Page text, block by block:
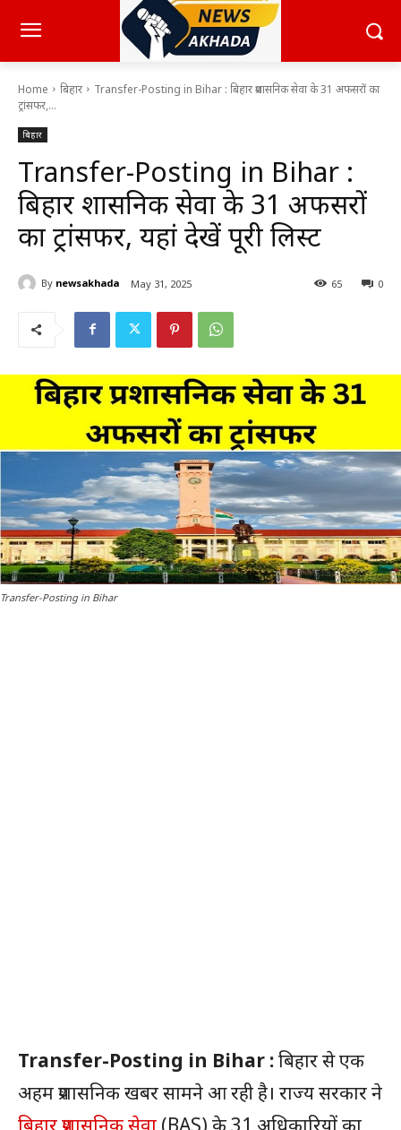
Home बिहार
Transfer-Posting in Bihar : बिहार प्रशासनिक सेवा के 31 अफसरों का
ट्रांसफर,...
बिहार
Transfer-Posting in Bihar :
बिहार प्रशासनिक सेवा के 31 अफसरों
का ट्रांसफर, यहां देखें पूरी लिस्ट
By newsakhada May 31, 2025 0
65
Transfer-Posting in Bihar
Transfer-Posting in Bihar :बिहार से एक
अहम प्रशासनिक खबर सामने आ रही है। राज्य सरकार ने
बिहार प्रशासनिक सेवा (BAS) के 31 अधिकारियों का